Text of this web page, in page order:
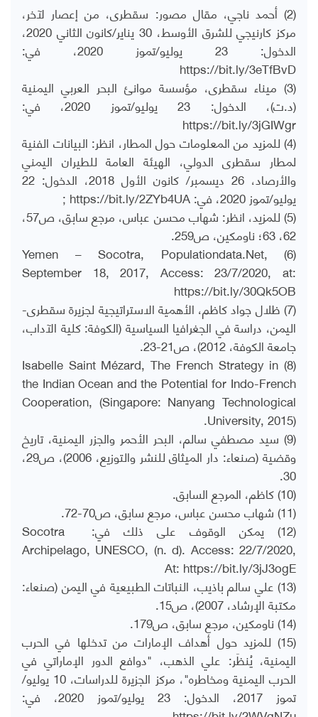
(2) أحمد ناجي، مقال مصور: سقطرى، من إعصار لآخر،
مركز كارنيجي للشرق الأوسط، 30 يناير/كانون الثاني 2020،
الدخول: 23 يوليو/تموز 2020، في:
https://bit.ly/3eTfBvD
(3) ميناء سقطرى، مؤسسة موانئ البحر العربي اليمنية
(د.ت)، الدخول: 23 يوليو/تموز 2020، في:
https://bit.ly/3jGIWgr
(4) للمزيد من المعلومات حول المطار، انظر: البيانات الفنية
لمطار سقطرى الدولي، الهيئة العامة للطيران اليمني
والأرصاد، 26 ديسمبر/ كانون الأول 2018، الدخول: 22
يوليو/تموز 2020، في: https://bit.ly/2ZYb4UA ;
(5) للمزيد، انظر: شهاب محسن عباس، مرجع سابق، ص57،
62، 63؛ ناومكين، ص259.
(6) Yemen – Socotra, Populationdata.Net,
September 18, 2017, Access: 23/7/2020, at:
https://bit.ly/30Qk5OB
(7) ظلال جواد كاظم، الأهمية الاستراتيجية لجزيرة سقطرى-
اليمن، دراسة في الجغرافيا السياسية (الكوفة: كلية الآداب،
جامعة الكوفة، 2012)، ص21-23.
(8) Isabelle Saint Mézard, The French Strategy in
the Indian Ocean and the Potential for Indo-French
Cooperation, (Singapore: Nanyang Technological
University, 2015).
(9) سيد مصطفي سالم، البحر الأحمر والجزر اليمنية، تاريخ
وقضية (صنعاء: دار الميثاق للنشر والتوزيع، 2006)، ص29،
30.
(10) كاظم، المرجع السابق.
(11) شهاب محسن عباس، مرجع سابق، ص70-72.
(12) يمكن الوقوف على ذلك في: Socotra
Archipelago, UNESCO, (n. d). Access: 22/7/2020,
At: https://bit.ly/3jJ3ogE
(13) علي سالم باذيب، النباتات الطبيعية في اليمن (صنعاء:
مكتبة الإرشاد، 2007)، ص15.
(14) ناومكين، مرجع سابق، ص179.
(15) للمزيد حول أهداف الإمارات من تدخلها في الحرب
اليمنية، يُنظَر: علي الذهب، "دوافع الدور الإماراتي في
الحرب اليمنية ومخاطره"، مركز الجزيرة للدراسات، 10 يوليو/
تموز 2017، الدخول: 23 يوليو/تموز 2020، في: